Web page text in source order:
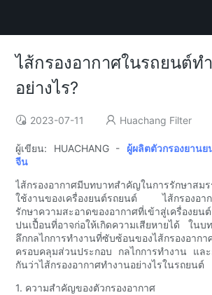
ไส้กรองอากาศในรถยนต์ท
อย่างไร?
2023-07-11 Huachang Filter
ผู้เขียน: HUACHANG - ผู้ผลิตตัวกรองยาน
จีน
ไส้กรองอากาศมีบทบาทสำคัญในการรักษาสม
ใช้งานของเครื่องยนต์รถยนต์ ไส้กรองอาก
รักษาความสะอาดของอากาศที่เข้าสู่เครื่องยน
ปนเปื้อนที่อาจก่อให้เกิดความเสียหายได้ ในบ
ลึกกลไกการทำงานที่ซับซ้อนของไส้กรองอากา
ครอบคลุมส่วนประกอบ กลไกการทำงาน แล
กันว่าไส้กรองอากาศทำงานอย่างไรในรถยนต์
1. ความสำคัญของตัวกรองอากาศ